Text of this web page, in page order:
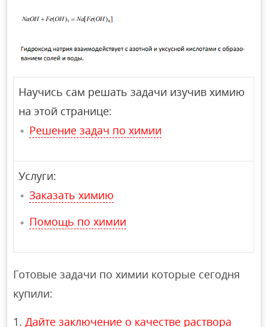
Научись сам решать задачи изучив химию
на этой странице:
Решение задач по химии
Услуги:
Заказать химию
Помощь по химии
Готовые задачи по химии которые сегодня
купили:
Дайте заключение о качестве раствора